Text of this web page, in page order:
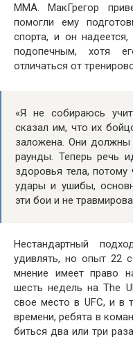
ММА. МакГрегор
помогли ему
спорта, и он
подопечным, хотя
отличаться от
«Я не собираюсь
сказал им, что их
заложена. Они
раунды. Теперь речь
здоровья тела,
удары и ушибы,
эти бои и не
Нестандартный
удивлять, но опыт 22
мнение имеет право
шесть недель на The
свое место в UFC, и в
времени, ребята в
биться два или три